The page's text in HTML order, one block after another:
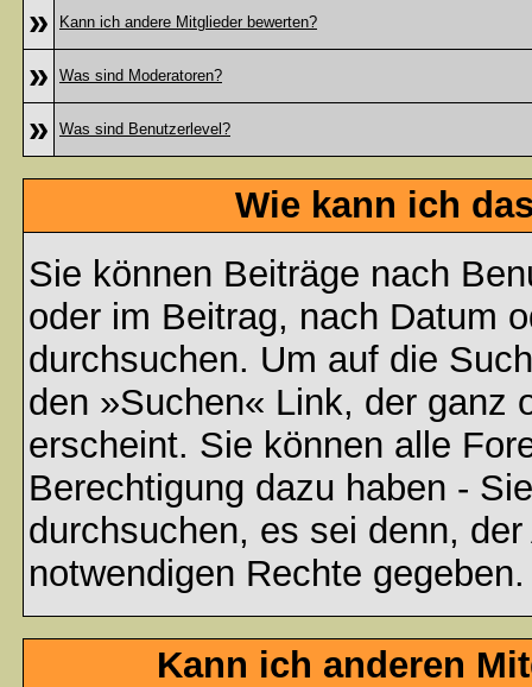
» Kann ich andere Mitglieder bewerten?
» Was sind Moderatoren?
» Was sind Benutzerlevel?
Wie kann ich
Sie können Beiträge nach
oder im Beitrag, nach Datum
durchsuchen. Um auf die
den »Suchen« Link, der ganz
erscheint. Sie können alle
Berechtigung dazu haben -
durchsuchen, es sei denn,
notwendigen Rechte gegeben.
Kann ich anderen